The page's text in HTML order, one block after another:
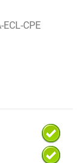
ECL-CPE